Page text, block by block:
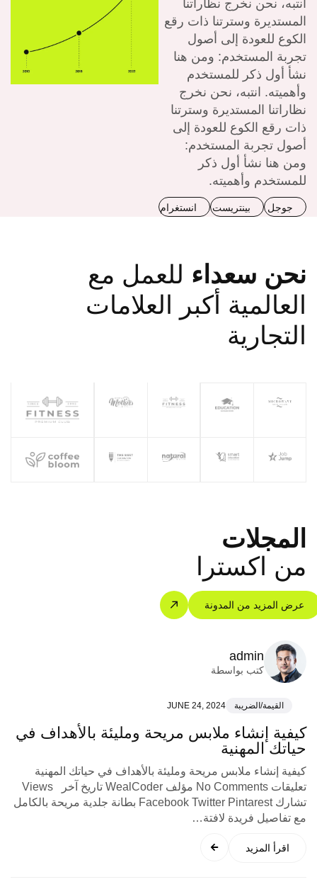
انتبه، نحن نخرج نظاراتنا
المستديرة وسترتنا ذات رقع
الكوع للعودة إلى أصول
تجربة المستخدم: ومن هنا
نشأ أول ذكر للمستخدم
وأهميته. انتبه، نحن نخرج
نظاراتنا المستديرة وسترتنا
ذات رقع الكوع للعودة إلى
أصول تجربة المستخدم:
ومن هنا نشأ أول ذكر
للمستخدم وأهميته.
جوجل بينتريست انستغرام
نحن سعداء للعمل مع
العالمية أكبر العلامات
التجارية
المجلات
من اكسترا
عرض المزيد من المدونة
admin
كتب بواسطة
القيمة/الضريبة JUNE 24, 2024
كيفية إنشاء ملابس مريحة ومليئة بالأهداف في
حياتك المهنية
كيفية إنشاء ملابس مريحة ومليئة بالأهداف في حياتك المهنية
تعليقات No Comments مؤلف WealCoder تاريخ آخر Views
تشارك Facebook Twitter Pintarest بطانة جلدية مريحة بالكامل
مع تفاصيل فريدة لافتة…
اقرأ المزيد